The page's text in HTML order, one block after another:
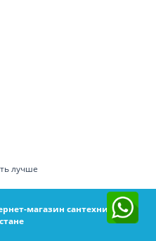
лучше
магазин сантехники в